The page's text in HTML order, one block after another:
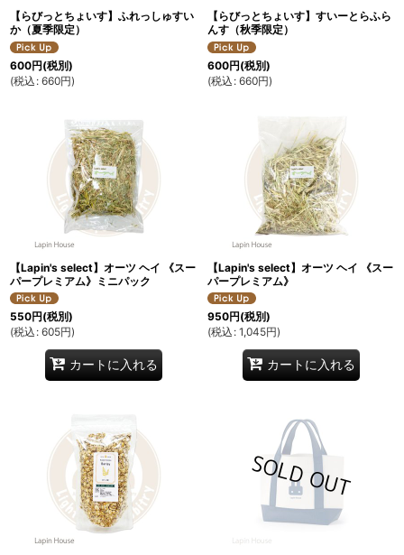
【らびっとちょいす】ふれっしゅすい
か（夏季限定）
600円(税別)
(税込 : 660円)
【らびっとちょいす】すいーとらふら
んす（秋季限定）
600円(税別)
(税込 : 660円)
【Lapin's select】オーツ ヘイ 《スー
パープレミアム》ミニパック
550円(税別)
(税込 : 605円)
カートに入れる
【Lapin's select】オーツ ヘイ 《スー
パープレミアム》
950円(税別)
(税込 : 1,045円)
カートに入れる